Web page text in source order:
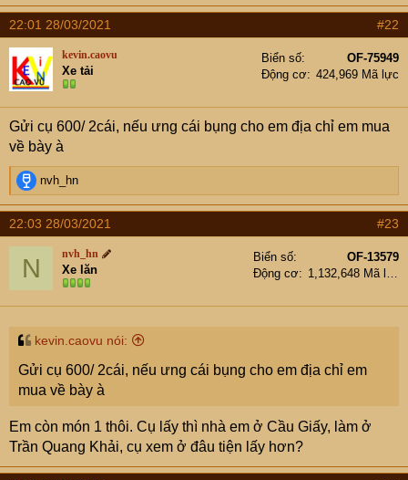
22:01 28/03/2021 #22
kevin.caovu
Xe tải
Biển số
OF-75949
Động cơ
424,969 Mã lực
Gửi cụ 600/ 2cái, nếu ưng cái bụng cho em địa chỉ em mua
về bày à
R
e
a
c
s
nvh_hn
22:03 28/03/2021 #23
N nvh_hn
Xe lăn
Biển số
OF-13579
Động cơ
1,132,648 Mã lực
kevin.caovu nói:
Gửi cụ 600/ 2cái, nếu ưng cái bụng cho em địa chỉ em
mua về bày à
Em còn món 1 thôi. Cụ lấy thì nhà em ở Cầu Giấy, làm ở
Trần Quang Khải, cụ xem ở đâu tiện lấy hơn?